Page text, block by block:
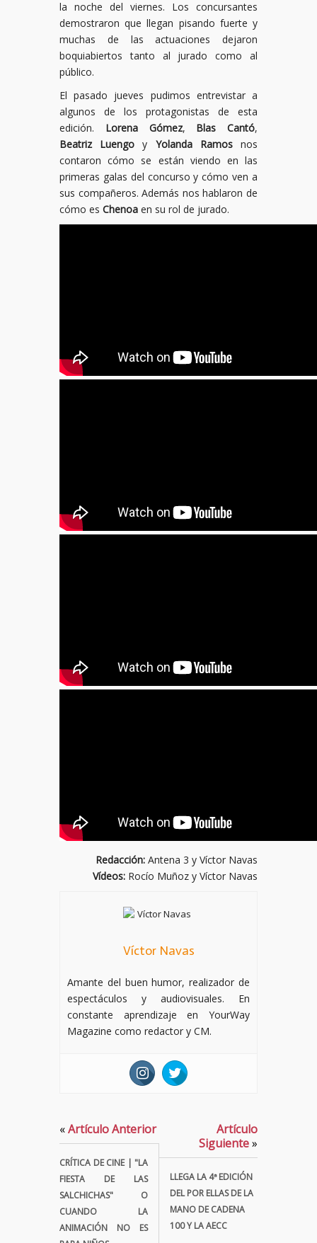
la noche del viernes. Los concursantes
demostraron que llegan pisando fuerte y
muchas de las actuaciones dejaron
boquiabiertos tanto al jurado como al
público.
El pasado jueves pudimos entrevistar a
algunos de los protagonistas de esta
edición. Lorena Gómez, Blas Cantó,
Beatriz Luengo y Yolanda Ramosnos
contaron cómo se están viendo en las
primeras galas del concurso y cómo ven a
sus compañeros. Además nos hablaron de
cómo es Chenoa en su rol de jurado.
Redacción: Antena 3 y Víctor Navas
Vídeos: Rocío Muñoz y Víctor Navas
Víctor Navas
Amante del buen humor, realizador de
espectáculos y audiovisuales. En
constante aprendizaje en YourWay
Magazine como redactor y CM.
«Artículo Anterior
CRÍTICA DE CINE | "LA
FIESTA DE LAS
SALCHICHAS" O
CUANDO LA
ANIMACIÓN NO ES
Artículo
Siguiente»
LLEGA LA 4ª EDICIÓN
DEL POR ELLAS DE LA
MANO DE CADENA
100 Y LA AECC